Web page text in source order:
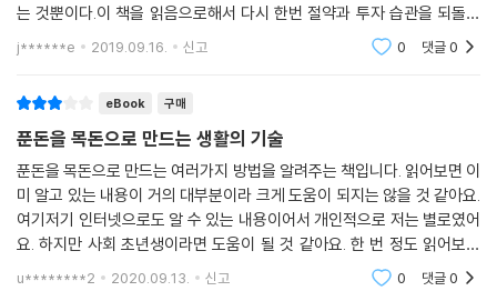
는 것뿐이다.이 책을 읽음으로해서 다시 한번 절약과 투자 습관을 되돌아
보고다른 짠돌이의 이야기에 새로운 다짐을 하게 된다.또한 새로운 푼돈
모으기 전략을 알게
j******e 2019.09.16. 신고 0 댓글0
eBook 구매
푼돈을 목돈으로 만드는 생활의 기술
푼돈을 목돈으로 만드는 여러가지 방법을 알려주는 책입니다. 읽어보면 이
미 알고 있는 내용이 거의 대부분이라 크게 도움이 되지는 않을 것 같아요.
여기저기 인터넷으로도 알 수 있는 내용이어서 개인적으로 저는 별로였어
요. 하지만 사회 초년생이라면 도움이 될 것 같아요. 한 번 정도 읽어보면
괜찮을 것 같고 재테크에 이미 관심이 많은 분이시라면 굳이 구입할 필요
u********2 2020.09.13. 신고 0 댓글0